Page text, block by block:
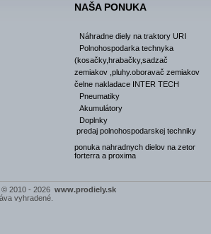
NAŠA PONUKA
Náhradne diely na traktory URI
Polnohospodarka technyka
(kosačky,hrabačky,sadzač
zemiakov ,pluhy.oboravač zemiakov
čelne nakladace INTER TECH
Pneumatiky
Akumulátory
Doplnky
predaj polnohospodarskej techniky
ponuka nahradnych dielov na zetor
forterra a proxima
2010 - 2026 www.prodiely.sk
vyhradené.